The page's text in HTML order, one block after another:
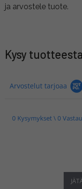
ja arvostele tuote.
Kysy tuotteesta
Arvostelut tarjoaa
0 Kysymykset \ 0